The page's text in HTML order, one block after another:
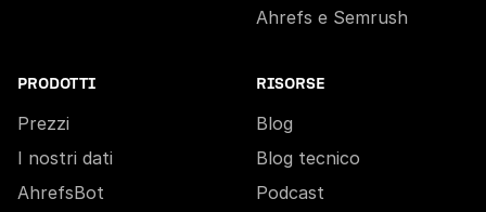
Ahrefs e Semrush
PRODOTTI
Prezzi
I nostri dati
AhrefsBot
RISORSE
Blog
Blog tecnico
Podcast